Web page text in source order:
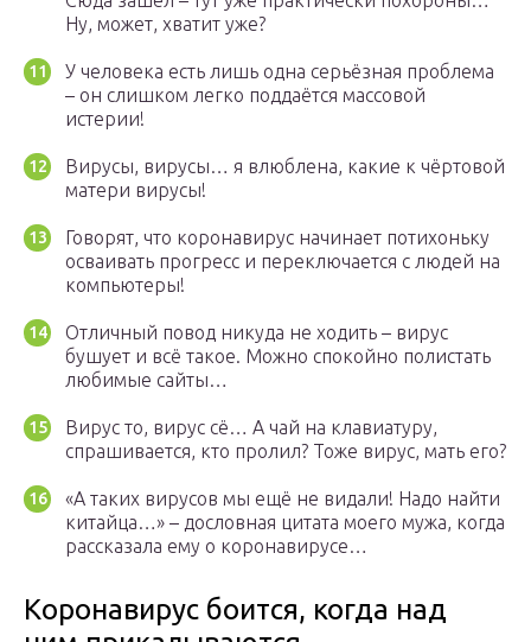
Ну, может, хватит уже?
У человека есть лишь одна серьёзная проблема
– он слишком легко поддаётся массовой
истерии!
Вирусы, вирусы… я влюблена, какие к чёртовой
матери вирусы!
Говорят, что коронавирус начинает потихоньку
осваивать прогресс и переключается с людей на
компьютеры!
Отличный повод никуда не ходить – вирус
бушует и всё такое. Можно спокойно полистать
любимые сайты…
Вирус то, вирус сё… А чай на клавиатуру,
спрашивается, кто пролил? Тоже вирус, мать его?
«А таких вирусов мы ещё не видали! Надо найти
китайца…» – дословная цитата моего мужа, когда
рассказала ему о коронавирусе…
Коронавирус боится, когда над